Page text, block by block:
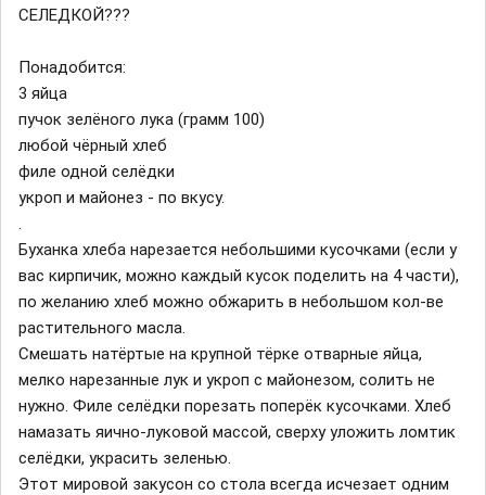
СЕЛЕДКОЙ???
Понадобится:
3 яйца
пучок зелёного лука (грамм 100)
любой чёрный хлеб
филе одной селёдки
укроп и майонез - по вкусу.
.
Буханка хлеба нарезается небольшими кусочками (если у
вас кирпичик, можно каждый кусок поделить на 4 части),
по желанию хлеб можно обжарить в небольшом кол-ве
растительного масла.
Смешать натёртые на крупной тёрке отварные яйца,
мелко нарезанные лук и укроп с майонезом, солить не
нужно. Филе селёдки порезать поперёк кусочками. Хлеб
намазать яично-луковой массой, сверху уложить ломтик
селёдки, украсить зеленью.
Этот мировой закусон со стола всегда исчезает одним